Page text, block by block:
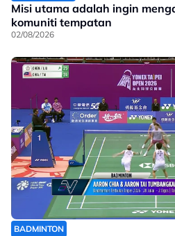
Misi utama adalah ingin
komuniti tempatan
02/08/2026
BADMINTON